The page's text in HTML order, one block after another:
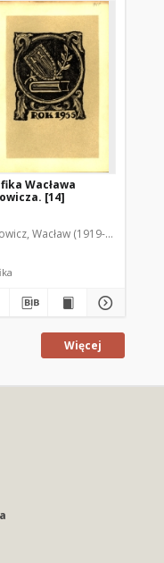
Wacława
[14]
Wacław (1919-1983)
Więcej